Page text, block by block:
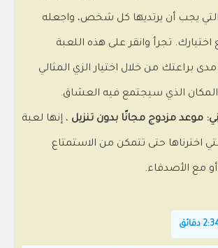
يجب أن يرتديها كل شخص، واجعله
تجرأ وانقر على هذه اللعبة
براعتك من خلال اختيار الزي المثالي
المكان الذي سيجتمع فيه العشاق.
موعد مزدوج مجانًا بدون تنزيل ، إنها لعبة
اخترناها حتى تتمكن من الاستمتاع
مع الأصدقاء.
دقائق